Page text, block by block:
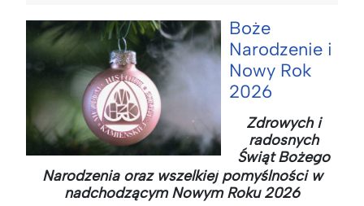
Boże
Narodzenie i
Nowy Rok
2026
Zdrowych i
radosnych
Świąt Bożego
Narodzenia oraz wszelkiej pomyślności w
nadchodzącym Nowym Roku 2026